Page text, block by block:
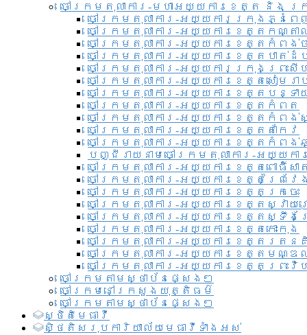
ចៅក្រមតុលាការ-មហាអយ្យការខេត្ត និង ក្
ចៅក្រមតុលាការ-អយ្យការក្រុងភ្នំពេ
ចៅក្រមតុលាការ-អយ្យការខេត្តកណ្តា
ចៅក្រមតុលាការ-អយ្យការខេត្តកំពង់ច
ចៅក្រមតុលាការ-អយ្យការខេត្តបាត់ដំ
ចៅក្រមតុលាការ-អយ្យការ​ក្រុងព្រះសី
ចៅក្រមតុលាការ-អយ្យការខេត្តសៀមរា
ចៅក្រមតុលាការ-អយ្យការខេត្តបន្ទា
ចៅក្រមតុលាការ-អយ្យការខេត្តកំពត
ចៅក្រមតុលាការ-អយ្យការខេត្តកំពង់
ចៅក្រមតុលាការ-អយ្យការខេត្តតាកែវ
ចៅក្រមតុលាការ-អយ្យការខេត្តកំពង់
បញ្ជីរាយនាមចៅក្រមតុលាការ-អយ្យក
ចៅក្រមតុលាការ-អយ្យការខេត្តពោធិ៍សា
ចៅក្រមតុលាការ-អយ្យការខេត្តព្រៃវែ
ចៅក្រមតុលាការ-អយ្យការខេត្តក្រចេះ
ចៅក្រមតុលាការ-អយ្យការខេត្តស្វាយ
ចៅក្រមតុលាការ-អយ្យការខេត្តស្ទឹង
ចៅក្រមតុលាការ-អយ្យការខេត្តកោះកុង
ចៅក្រមតុលាការ-អយ្យការខេត្តរតន
ចៅក្រមតុលាការ-អយ្យការខេត្តមណ្
ចៅក្រមតុលាការ-អយ្យការខេត្តព្រះវិហ
ចៅក្រមតាមស្ថាប័នផ្សេងៗ
ចៅក្រមនៅក្រសួងយុត្តិធម៌
ចៅក្រមតាមស្ថាប័នផ្សេងៗ
ស្ថិតិមេធាវី
សិ្ថតិសរុបការិយាល័យមេធាវីទាំងអស់​